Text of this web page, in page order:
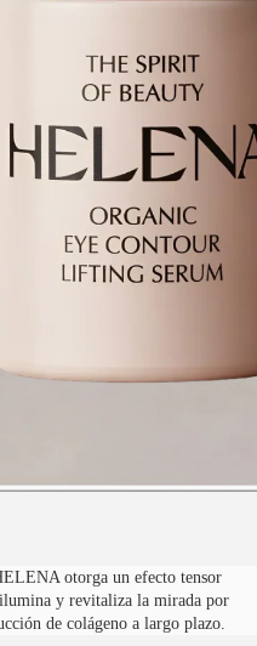
otorga un efecto tensor
y revitaliza la mirada por
de colágeno a largo plazo.